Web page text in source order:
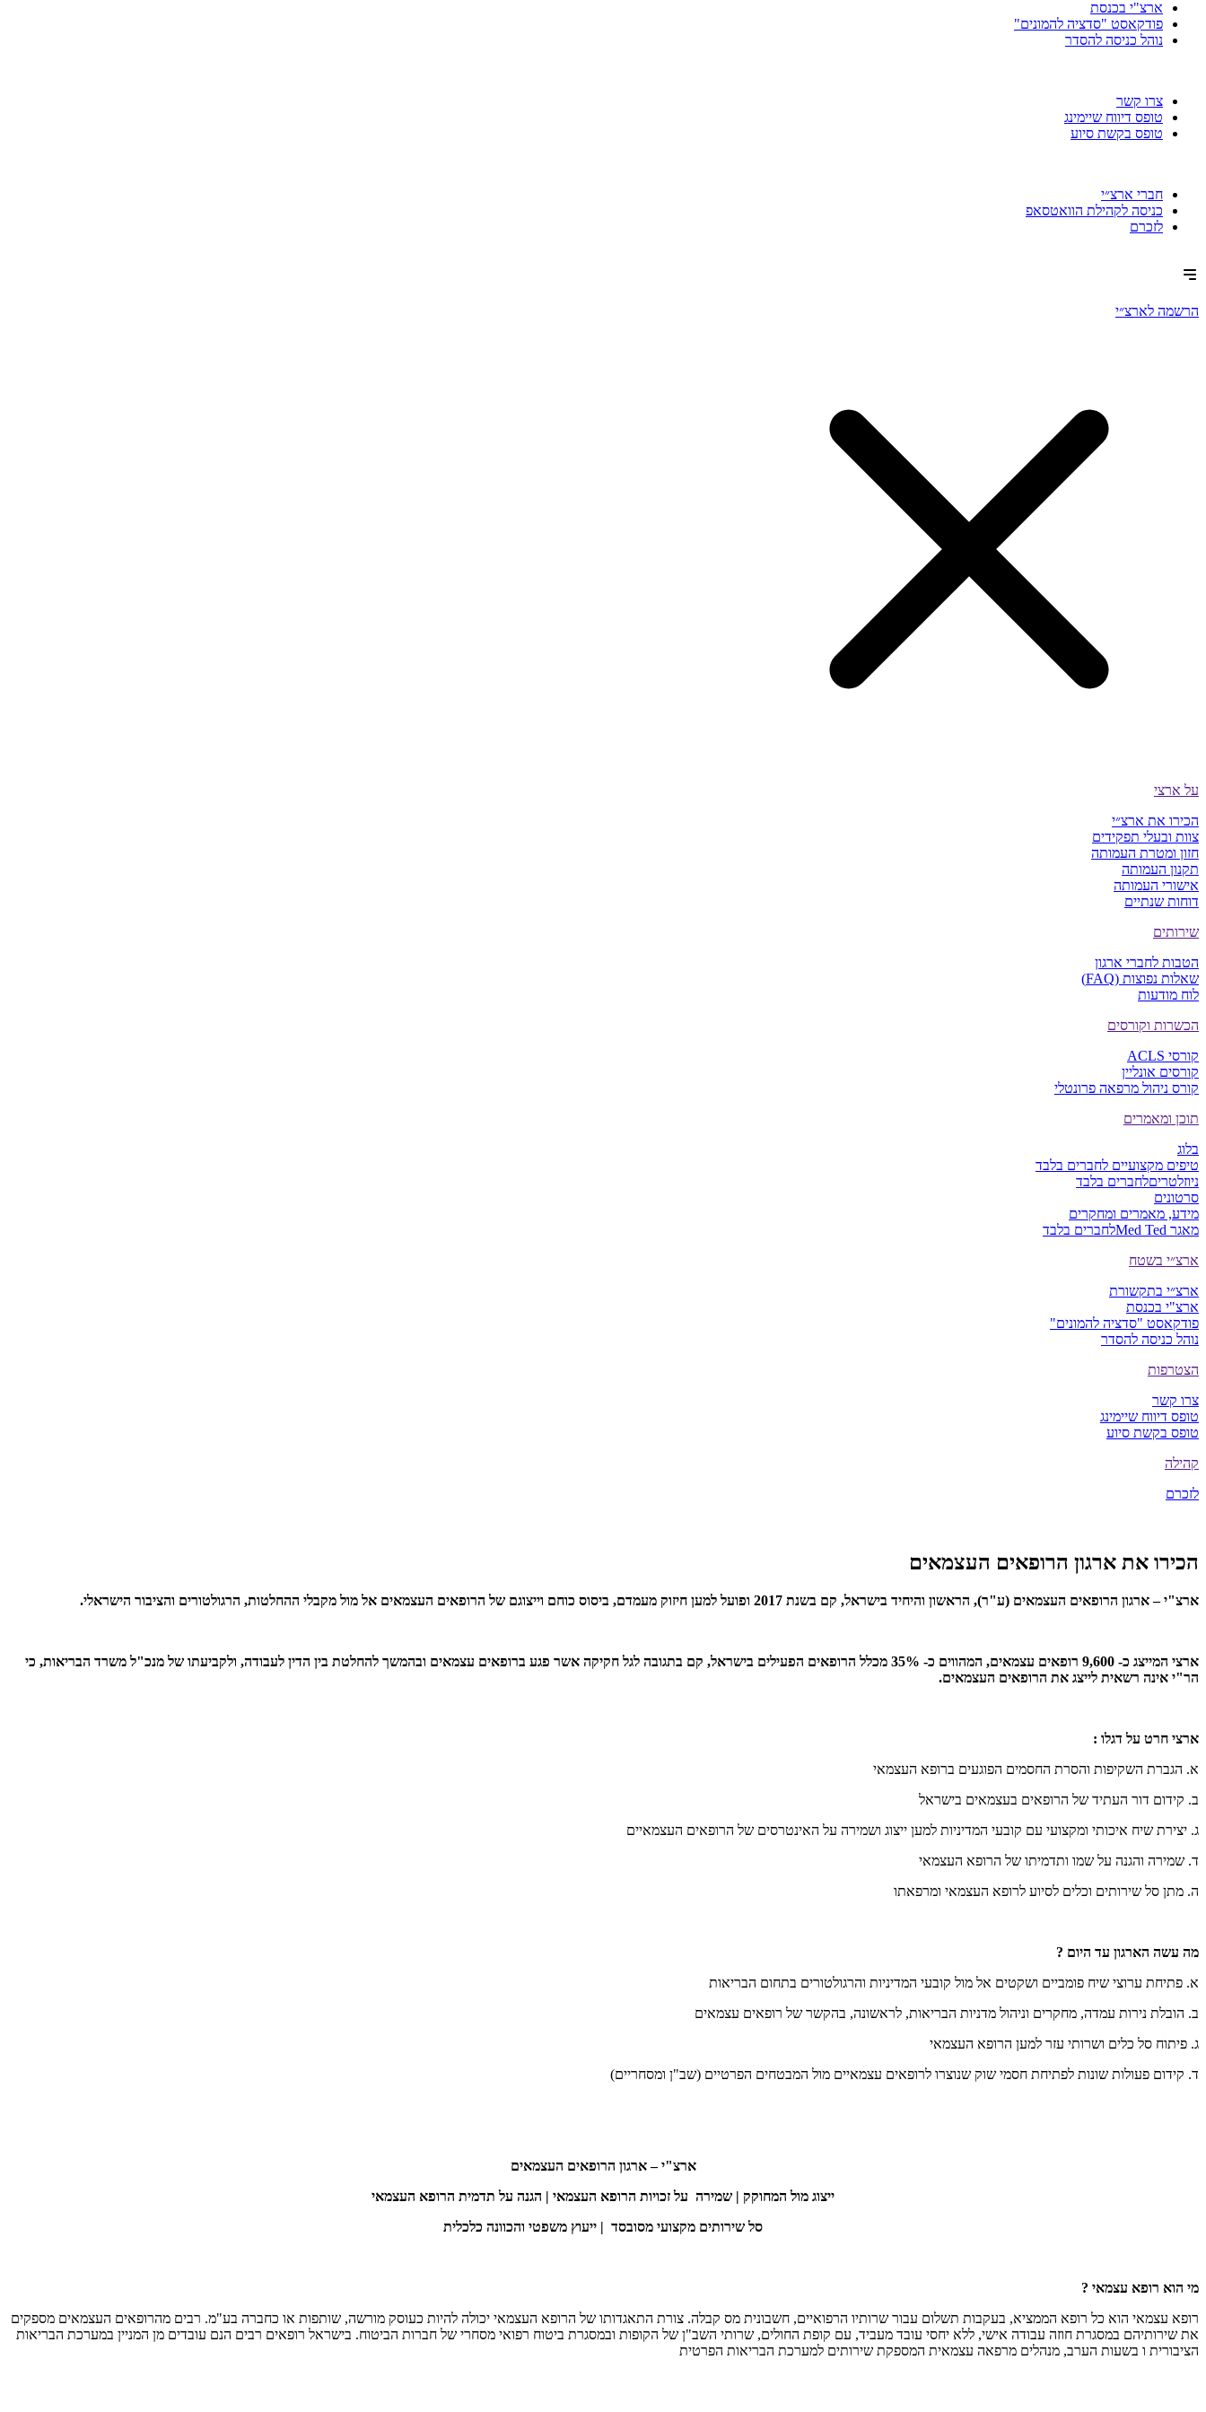
ארצ"י בכנסת
פודקאסט "סדציה להמונים"
נוהל כניסה להסדר
צרו קשר
טופס דיווח שיימינג
טופס בקשת סיוע
חברי ארצ״י
כניסה לקהילת הוואטסאפ
לזכרם
הרשמה לארצ״י
על ארצי
הכירו את ארצ״י
צוות ובעלי תפקידים
חזון ומטרת העמותה
תקנון העמותה
אישורי העמותה
דוחות שנתיים
שירותים
הטבות לחברי ארגון
שאלות נפוצות (FAQ)
לוח מודעות
הכשרות וקורסים
קורסי ACLS
קורסים אונליין
קורס ניהול מרפאה פרונטלי
תוכן ומאמרים
בלוג
טיפים מקצועיים לחברים בלבד
ניוזלטריםלחברים בלבד
סרטונים
מידע, מאמרים ומחקרים
מאגר Med Ted
לחברים בלבד
ארצ״י בשטח
ארצ״י בתקשורת
ארצ"י בכנסת
פודקאסט "סדציה להמונים"
נוהל כניסה להסדר
הצטרפות
צרו קשר
טופס דיווח שיימינג
טופס בקשת סיוע
קהילה
לזכרם
הכירו את ארגון הרופאים העצמאים
ארצ"י – ארגון הרופאים העצמאים (ע"ר), הראשון והיחיד בישראל, קם בשנת 2017 ופועל למען חיזוק מעמדם, ביסוס כוחם וייצוגם של הרופאים העצמאים אל מול מקבלי ההחלטות, הרגולטורים והציבור הישראלי.
ארצי המייצג כ- 9,600 רופאים עצמאים, המהווים כ- 35% מכלל הרופאים הפעילים בישראל, קם בתגובה לגל חקיקה אשר פגע ברופאים עצמאים ובהמשך להחלטת בין הדין לעבודה, ולקביעתו של מנכ"ל משרד הבריאות, כי
הר"י אינה רשאית לייצג את הרופאים העצמאים.
ארצי חרט על דגלו :
א. הגברת השקיפות והסרת החסמים הפוגעים ברופא העצמאי
ב. קידום דור העתיד של הרופאים בעצמאים בישראל
ג. יצירת שיח איכותי ומקצועי עם קובעי המדיניות למען ייצוג ושמירה על האינטרסים של הרופאים העצמאיים
ד. שמירה והגנה על שמו ותדמיתו של הרופא העצמאי
ה. מתן סל שירותים וכלים לסיוע לרופא העצמאי ומרפאתו
מה עשה הארגון עד היום ?
א. פתיחת ערוצי שיח פומביים ושקטים אל מול קובעי המדיניות והרגולטורים בתחום הבריאות
ב. הובלת נירות עמדה, מחקרים וניהול מדניות הבריאות, לראשונה, בהקשר של רופאים עצמאים
ג. פיתוח סל כלים ושרותי עזר למען הרופא העצמאי
ד. קידום פעולות שונות לפתיחת חסמי שוק שנוצרו לרופאים עצמאיים מול המבטחים הפרטיים (שב"ן ומסחריים)
ארצ"י – ארגון הרופאים העצמאים
ייצוג מול המחוקק | שמירה על זכויות הרופא העצמאי | הגנה על תדמית הרופא העצמאי
סל שירותים מקצועי מסובסד | ייעוץ משפטי והכוונה כלכלית
מי הוא רופא עצמאי ?
רופא עצמאי הוא כל רופא הממציא, בעקבות תשלום עבור שרותיו הרפואיים, חשבונית מס קבלה. צורת התאגדותו של הרופא העצמאי יכולה להיות כעוסק מורשה, שותפות או כחברה בע"מ. רבים מהרופאים העצמאים מספקים
את שירותיהם במסגרת חוזה עבודה אישי, ללא יחסי עובד מעביד, עם קופת החולים, שרותי השב"ן של הקופות ובמסגרת ביטוח רפואי מסחרי של חברות הביטוח. בישראל רופאים רבים הנם עובדים מן המניין במערכת הבריאות
הציבורית ו בשעות הערב, מנהלים מרפאה עצמאית המספקת שירותים למערכת הבריאות הפרטית